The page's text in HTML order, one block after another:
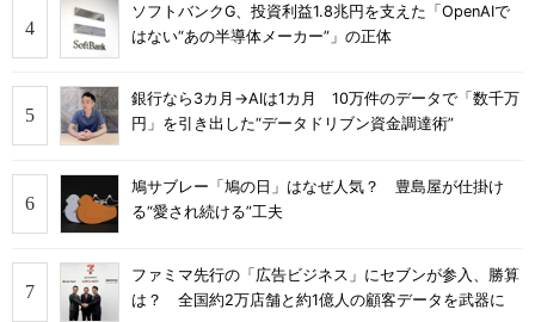
ソフトバンクG、投資利益1.8兆円を支えた「OpenAIで
はない“あの半導体メーカー”」の正体
銀行なら3カ月→AIは1カ月 10万件のデータで「数千万
円」を引き出した“データドリブン資金調達術”
鳩サブレー「鳩の日」はなぜ人気？ 豊島屋が仕掛け
る“愛され続ける”工夫
ファミマ先行の「広告ビジネス」にセブンが参入、勝算
は？ 全国約2万店舗と約1億人の顧客データを武器に